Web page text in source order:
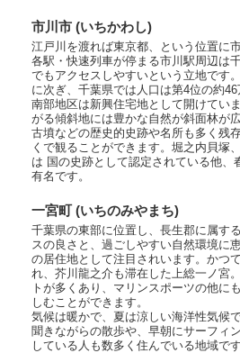
市川市 (いちかわし)
江戸川を渡れば東京都、という位置に
各駅・快速列車が停まる市川駅周辺は
でもアクセスしやすいという立地です
に次ぎ、千葉県では人口は第4位の約46
南部地区は新興住宅地として開けてい
がる傾斜地には豊かな自然が斜面林が
古墳などの歴史的史跡や名所も多く残
くで観ることができます。堀之内貝塚
は 国の史跡として認定されている他、
有名です。
一宮町 (いちのみやまち)
千葉県の東部に位置し、長生郡に属す
スの良さと、過ごしやすい自然環境に
の居住地として注目されいます。かつ
れ、芥川龍之介も滞在した上総一ノ宮
トが多くあり、マリンスポーツの他に
しむことができます。
気候は暖かで、夏は涼しい海洋性気候
聞きながらの散歩や、早朝にサーフィ
している人も数多く住んでいる地域です